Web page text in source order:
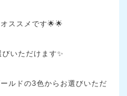
ススメです🌟🌟
いただけます✨
ルドの3色からお選びいただ